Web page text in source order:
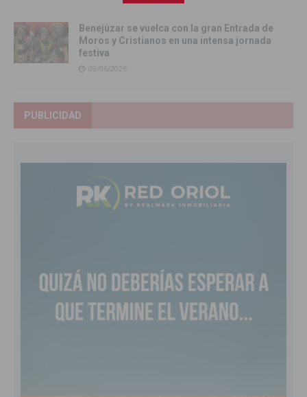
Benejúzar se vuelca con la gran Entrada de
Moros y Cristianos en una intensa jornada
festiva
09/06/2026
PUBLICIDAD